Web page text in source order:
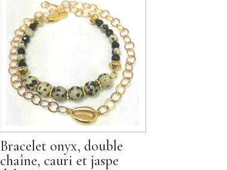
Bracelet onyx, double
chaîne, cauri et jaspe